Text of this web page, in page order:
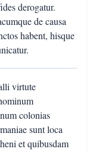
derogatur.
de causa
habent, hisque
virtute
colonias
sunt loca
et quibusdam